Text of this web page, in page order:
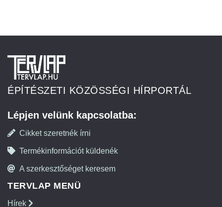
ÉPÍTÉSZETI KÖZÖSSÉGI HÍRPORTÁL
Lépjen velünk kapcsolatba:
Cikket szeretnék írni
Termékinformációt küldenék
A szerkesztőséget keresem
TERVLAP MENÜ
Hírek